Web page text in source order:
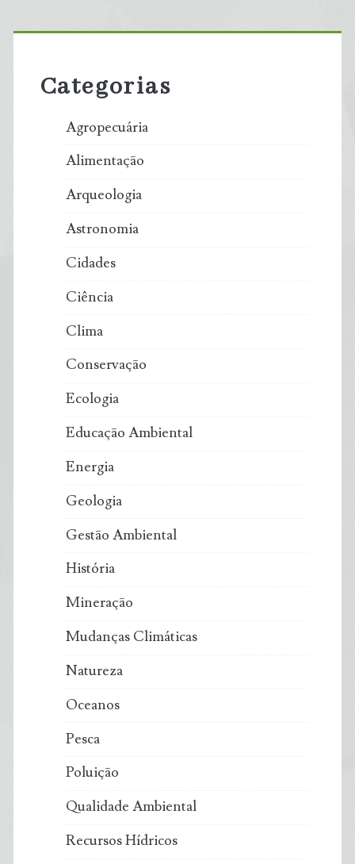
Primary
Sidebar
Categorias
Agropecuária
Alimentação
Arqueologia
Astronomia
Cidades
Ciência
Clima
Conservação
Ecologia
Educação Ambiental
Energia
Geologia
Gestão Ambiental
História
Mineração
Mudanças Climáticas
Natureza
Oceanos
Pesca
Poluição
Qualidade Ambiental
Recursos Hídricos